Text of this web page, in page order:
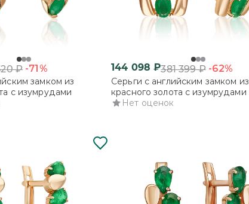
₽ -71%
замком из
с изумрудами
144 098 ₽381 399₽ -62%
Серьги с английским замком из
красного золота с изумрудами
Нет оценок